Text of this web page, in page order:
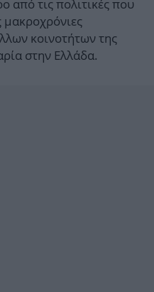
από τις πολιτικές που
κοινοτήτων της
στην Ελλάδα.